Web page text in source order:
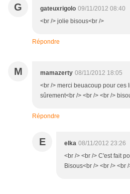
G gateuxrigolo 09/11/2012 08:40
<br /> jolie bisous<br />
Répondre
M mamazerty 08/11/2012 18:05
<br /> merci beuacoup pour ces
sûrement<br /> <br /> <br />
Répondre
E elka 08/11/2012 23:26
<br /> <br /> C'est fait
Bisous<br /> <br /> <br